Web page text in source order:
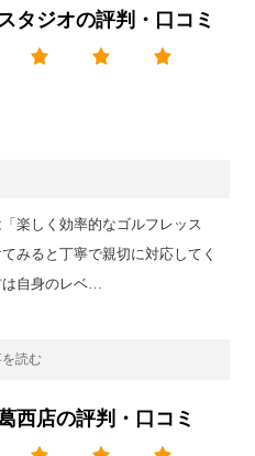
タジオの評判・口コミ
楽しく効率的なゴルフレッス
みると丁寧で親切に対応してく
は自身のレベ…
読む
西店の評判・口コミ